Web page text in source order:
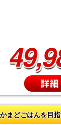
まどごはんを目